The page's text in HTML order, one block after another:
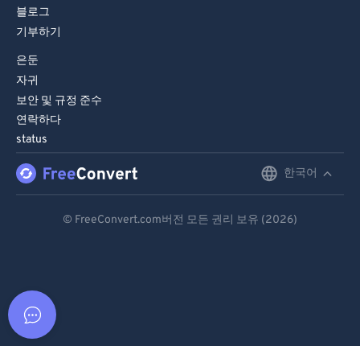
블로그
기부하기
은둔
자귀
보안 및 규정 준수
연락하다
status
한국어
© FreeConvert.com버전 모든 권리 보유 (2026)